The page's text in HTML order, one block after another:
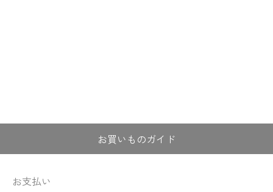
お買いものガイド
お支払い